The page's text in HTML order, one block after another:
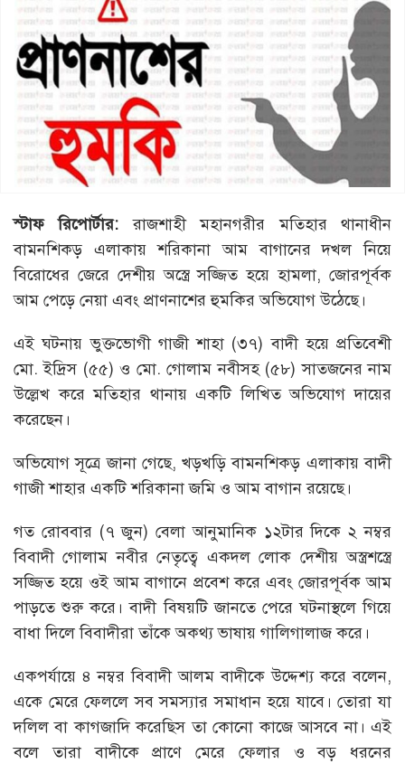
স্টাফ রিপোর্টার: রাজশাহী মহানগরীর মতিহার থানাধীন
বামনশিকড় এলাকায় শরিকানা আম বাগানের দখল নিয়ে
বিরোধের জেরে দেশীয় অস্ত্রে সজ্জিত হয়ে হামলা, জোরপূর্বক
আম পেড়ে নেয়া এবং প্রাণনাশের হুমকির অভিযোগ উঠেছে।
এই ঘটনায় ভুক্তভোগী গাজী শাহা (৩৭) বাদী হয়ে প্রতিবেশী
মো. ইদ্রিস (৫৫) ও মো. গোলাম নবীসহ (৫৮) সাতজনের নাম
উল্লেখ করে মতিহার থানায় একটি লিখিত অভিযোগ দায়ের
করেছেন।
অভিযোগ সূত্রে জানা গেছে, খড়খড়ি বামনশিকড় এলাকায় বাদী
গাজী শাহার একটি শরিকানা জমি ও আম বাগান রয়েছে।
গত রোববার (৭ জুন) বেলা আনুমানিক ১২টার দিকে ২ নম্বর
বিবাদী গোলাম নবীর নেতৃত্বে একদল লোক দেশীয় অস্ত্রশস্ত্রে
সজ্জিত হয়ে ওই আম বাগানে প্রবেশ করে এবং জোরপূর্বক আম
পাড়তে শুরু করে। বাদী বিষয়টি জানতে পেরে ঘটনাস্থলে গিয়ে
বাধা দিলে বিবাদীরা তাঁকে অকথ্য ভাষায় গালিগালাজ করে।
একপর্যায়ে ৪ নম্বর বিবাদী আলম বাদীকে উদ্দেশ্য করে বলেন,
একে মেরে ফেললে সব সমস্যার সমাধান হয়ে যাবে। তোরা যা
দলিল বা কাগজাদি করেছিস তা কোনো কাজে আসবে না। এই
বলে তারা বাদীকে প্রাণে মেরে ফেলার ও বড় ধরনের